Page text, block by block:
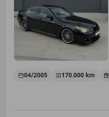
04/2005 170.000 km